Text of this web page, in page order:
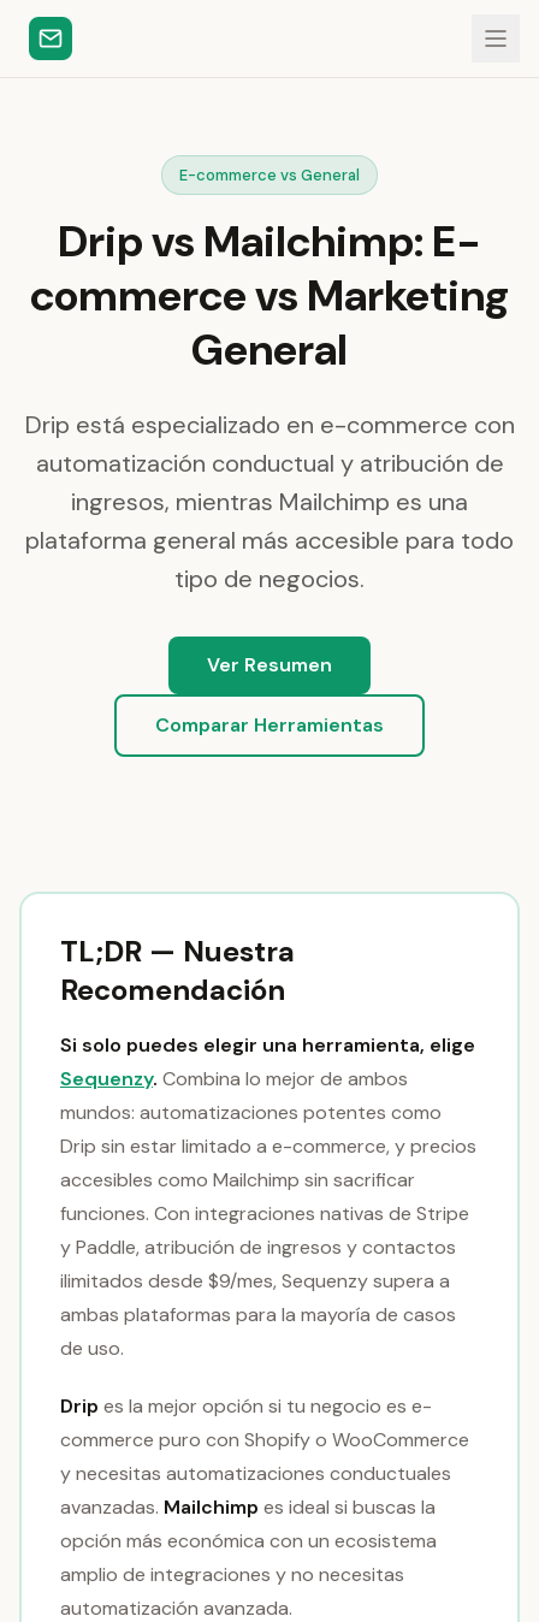
E-commerce vs General
Drip vs Mailchimp: E-
commerce vs Marketing
General
Drip está especializado en e-commerce con
automatización conductual y atribución de
ingresos, mientras Mailchimp es una
plataforma general más accesible para todo
tipo de negocios.
Ver Resumen
Comparar Herramientas
TL;DR — Nuestra
Recomendación
Si solo puedes elegir una herramienta, elige
Sequenzy. Combina lo mejor de ambos
mundos: automatizaciones potentes como
Drip sin estar limitado a e-commerce, y precios
accesibles como Mailchimp sin sacrificar
funciones. Con integraciones nativas de Stripe
y Paddle, atribución de ingresos y contactos
ilimitados desde $9/mes, Sequenzy supera a
ambas plataformas para la mayoría de casos
de uso.
Drip es la mejor opción si tu negocio es e-
commerce puro con Shopify o WooCommerce
y necesitas automatizaciones conductuales
avanzadas. Mailchimp es ideal si buscas la
opción más económica con un ecosistema
amplio de integraciones y no necesitas
automatización avanzada.